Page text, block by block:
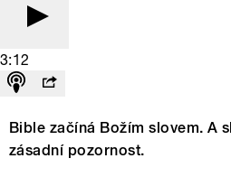
3:12
Bible začíná Božím slovem. A
zásadní pozornost.